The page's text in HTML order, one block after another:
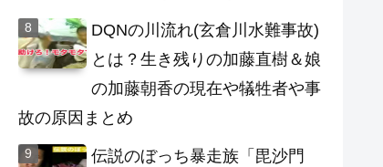
DQNの川流れ(玄倉川水難事故)
とは？生き残りの加藤直樹＆娘
の加藤朝香の現在や犠牲者や事
故の原因まとめ
伝説のぼっち暴走族「毘沙門